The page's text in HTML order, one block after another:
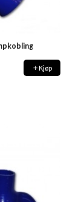
Kjøp